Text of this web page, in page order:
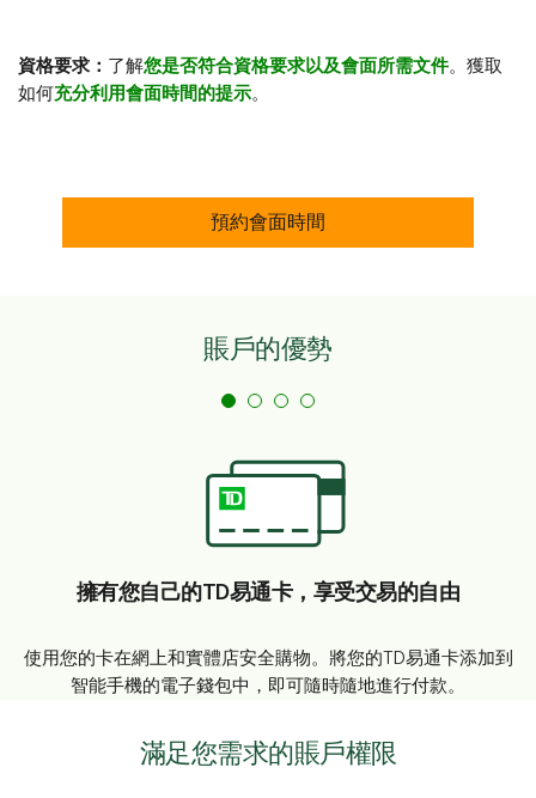
資格要求： 了解您是否符合資格要求以及會面所需文件。獲取
如何充分利用會面時間的提示。
預約會面時間
賬戶的優勢
擁有您自己的TD易通卡，享受交易的自由
使用您的卡在網上和實體店安全購物。將您的TD易通卡添加到
智能手機的電子錢包中，即可隨時隨地進行付款。
滿足您需求的賬戶權限